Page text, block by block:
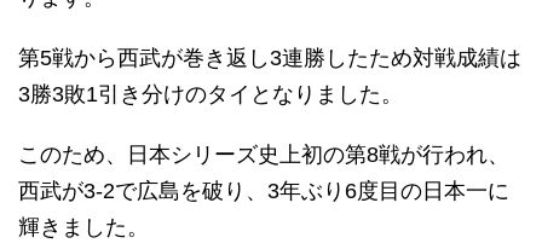
第5戦から西武が巻き返し3連勝したため対戦成績は
3勝3敗1引き分けのタイとなりました。
このため、日本シリーズ史上初の第8戦が行われ、
西武が3-2で広島を破り、3年ぶり6度目の日本一に
輝きました。